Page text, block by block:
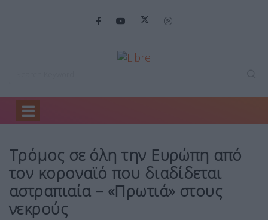
Home
Τρόμος σε όλη την Ευρώπη από
τον κοροναϊό που διαδίδεται
αστραπιαία – «Πρωτιά» στους
νεκρούς